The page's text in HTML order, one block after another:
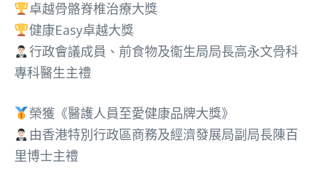
卓越骨骼脊椎治療大獎
健康Easy卓越大獎
行政會議成員、前食物及衞生局局長高永文骨科
專科醫生主禮
榮獲《醫護人員至愛健康品牌大獎》
由香港特別行政區商務及經濟發展局副局長陳百
里博士主禮